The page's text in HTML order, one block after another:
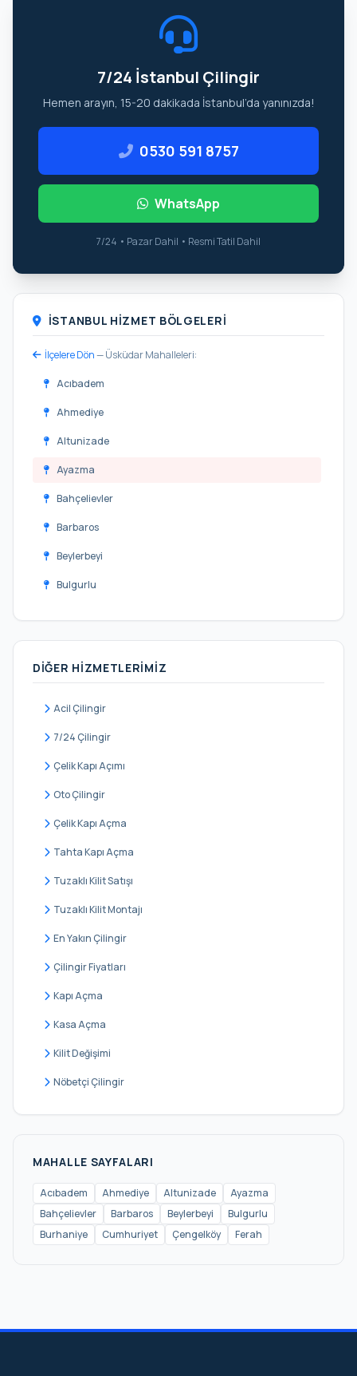
7/24 İstanbul Çilingir
Hemen arayın, 15-20 dakikada İstanbul’da yanınızda!
0530 591 8757
WhatsApp
7/24 • Pazar Dahil • Resmi Tatil Dahil
İSTANBUL HIZMET BÖLGELERI
İlçelere Dön— Üsküdar Mahalleleri:
Acıbadem
Ahmediye
Altunizade
Ayazma
Bahçelievler
Barbaros
Beylerbeyi
Bulgurlu
Cumhuriyet
Çengelköy
Ünalan
Valide-i Atik
Yavuztürk
Zeynep Kamil
DIĞER HIZMETLERIMIZ
Acil Çilingir
7/24 Çilingir
Çelik Kapı Açımı
Oto Çilingir
Çelik Kapı Açma
Tahta Kapı Açma
Tuzaklı Kilit Satışı
Tuzaklı Kilit Montajı
En Yakın Çilingir
Çilingir Fiyatları
Kapı Açma
Kasa Açma
Kilit Değişimi
Nöbetçi Çilingir
MAHALLE SAYFALARI
Acıbadem Ahmediye Altunizade
Ayazma
Bahçelievler
Barbaros Beylerbeyi
Bulgurlu
Burhaniye
Cumhuriyet Çengelköy Ferah